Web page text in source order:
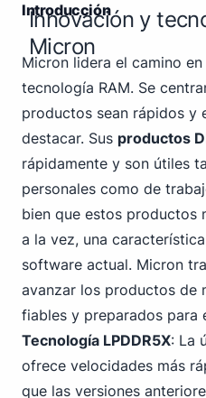
Introducción
Innovación y
Micron
Micron lidera el camino
tecnología RAM. Se
productos sean rápidos y
destacar. Sus productos
rápidamente y son útiles
personales como de
bien que estos productos
a la vez, una
software actual. Micron
avanzar los productos de
fiables y preparados para
Tecnología LPDDR5X: La
ofrece velocidades más
que las versiones